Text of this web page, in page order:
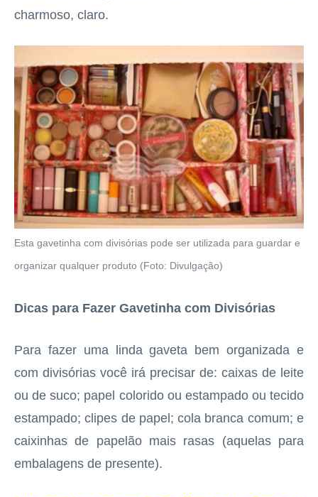
charmoso, claro.
Esta gavetinha com divisórias pode ser utilizada para guardar e
organizar qualquer produto (Foto: Divulgação)
Dicas para Fazer Gavetinha com Divisórias
Para fazer uma linda gaveta bem organizada e
com divisórias você irá precisar de: caixas de leite
ou de suco; papel colorido ou estampado ou tecido
estampado; clipes de papel; cola branca comum; e
caixinhas de papelão mais rasas (aquelas para
embalagens de presente).